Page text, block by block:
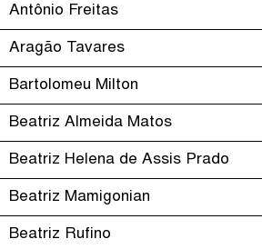
Antônio Freitas
Aragão Tavares
Bartolomeu Milton
Beatriz Almeida Matos
Beatriz Helena de Assis Prado
Beatriz Mamigonian
Beatriz Rufino